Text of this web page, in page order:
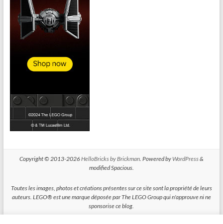
Copyright © 2013-2026HelloBricks by Brickman. Powered by WordPress&
modified Spacious.
Toutes les images, photos et créations présentes sur ce site sont la propriété de leurs
auteurs. LEGO® est une marque déposée par The LEGO Group qui n'approuve ni ne
sponsorise ce blog.